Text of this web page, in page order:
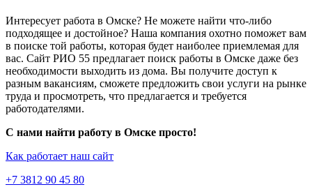
Интересует работа в Омске? Не можете найти что-либо
подходящее и достойное? Наша компания охотно поможет вам
в поиске той работы, которая будет наиболее приемлемая для
вас. Сайт РИО 55 предлагает поиск работы в Омске даже без
необходимости выходить из дома. Вы получите доступ к
разным вакансиям, сможете предложить свои услуги на рынке
труда и просмотреть, что предлагается и требуется
работодателями.
С нами найти работу в Омске просто!
Как работает наш сайт
+7 3812 90 45 80